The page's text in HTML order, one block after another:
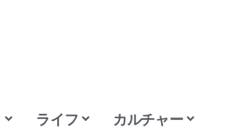
ライフ カルチャー